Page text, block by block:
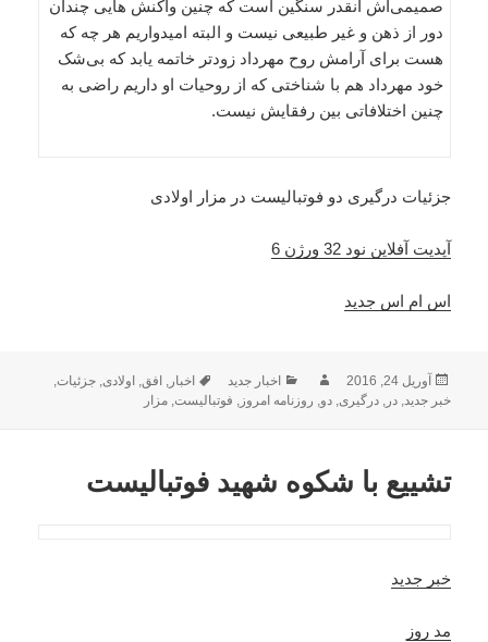
صمیمی‌اش آنقدر سنگین است که چنین واکنش هایی چندان
دور از ذهن و غیر طبیعی نیست و البته امیدواریم هر چه که
هست برای آرامش روح مهرداد زودتر خاتمه یابد که بی‌شک
خود مهرداد هم با شناختی که از روحیات او داریم راضی به
چنین اختلافاتی بین رفقایش نیست.
جزئیات درگیری دو فوتبالیست در مزار اولادی
آپدیت آفلاین نود 32 ورژن 6
اس ام اس جدید
ارسال
شده
آوریل 24, 2016 نویسندهدسته‌ها
اخبار جدید برچسب‌ها
اخبار ,افق ,اولادی ,جزئیات
خبر جدید ,در ,درگیری ,دو روزنامه امروز فوتبالیست ,مزار
تشییع با شکوه شهید فوتبالیست
خبر جدید
مد روز